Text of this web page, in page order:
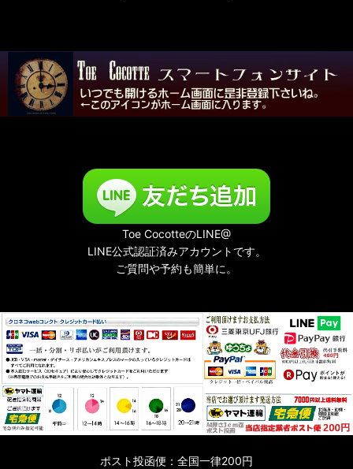
Toe CocotteのLINE@
LINE公式認証済みアカウントです。
ご質問や予約も簡単に。
ポスト投函便：全国一律200円